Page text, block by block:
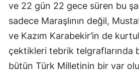
ve 22 gün 22 gece süren bu
sadece Maraşlının değil,
ve Kazım Karabekir’in de
çektikleri tebrik telgraflarında
bütün Türk Milletinin bir var